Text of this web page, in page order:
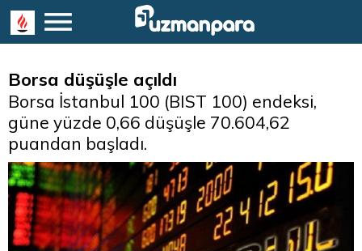
Borsa düşüşle açıldı
Borsa İstanbul 100 (BIST 100) endeksi,
güne yüzde 0,66 düşüşle 70.604,62
puandan başladı.